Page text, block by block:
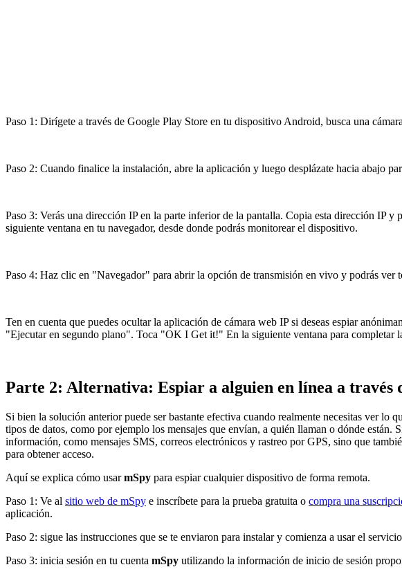
Paso 1: Dirígete a través de Google Play Store en tu dispositivo Android, busca una
Paso 2: Cuando finalice la instalación, abre la aplicación y luego desplázate hacia abajo
Paso 3: Verás una dirección IP en la parte inferior de la pantalla. Copia esta dirección IP
siguiente ventana en tu navegador, desde donde podrás monitorear el dispositivo.
Paso 4: Haz clic en "Navegador" para abrir la opción de transmisión en vivo y podrás ver
Ten en cuenta que puedes ocultar la aplicación de cámara web IP si deseas espiar
"Ejecutar en segundo plano". Toca "OK I Get it!" En la siguiente ventana para completar
Parte 2: Alternativa: Espiar a alguien en línea a través
Si bien la solución anterior puede ser bastante efectiva cuando realmente necesitas ver lo
tipos de datos, como por ejemplo los mensajes que envían, a quién llaman o dónde están.
información, como mensajes SMS, correos electrónicos y rastreo por GPS, sino que
para obtener acceso.
Aquí se explica cómo usarmSpy para espiar cualquier dispositivo de forma remota.
Paso 1: Ve al sitio web de mSpy e inscríbete para la prueba gratuita o compra una
aplicación.
Paso 2: sigue las instrucciones que se te enviaron para instalar y comienza a usar el
Paso 3: inicia sesión en tu cuenta mSpy utilizando la información de inicio de sesión